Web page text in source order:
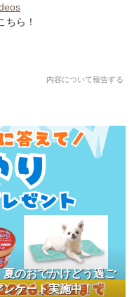
ちら！
内容について報告する
のおでかけどう過ご
ケート実施中！